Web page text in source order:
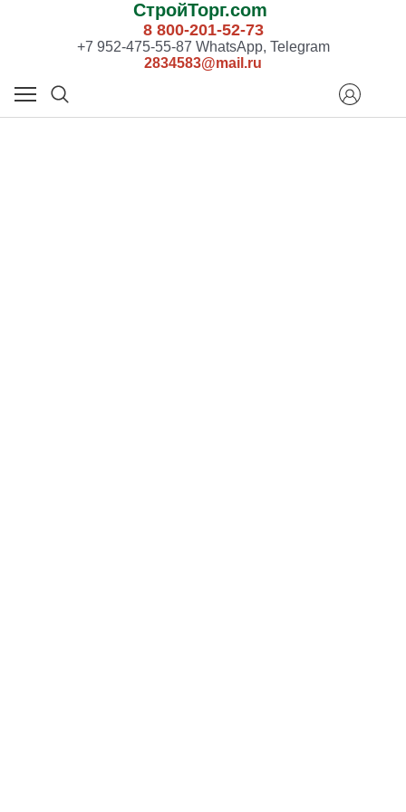
СтройТорг.com
8 800-201-52-73
+7 952-475-55-87 WhatsApp, Telegram
2834583@mail.ru